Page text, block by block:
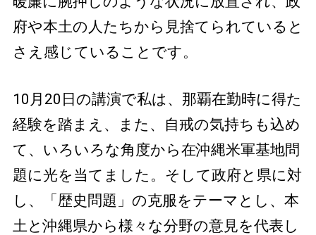
府や本土の人たちから見捨てられていると
さえ感じていることです。
10月20日の講演で私は、那覇在勤時に得た
経験を踏まえ、また、自戒の気持ちも込め
て、いろいろな角度から在沖縄米軍基地問
題に光を当てました。そして政府と県に対
し、「歴史問題」の克服をテーマとし、本
土と沖縄県から様々な分野の意見を代表し